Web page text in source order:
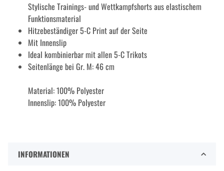
Stylische Trainings- und Wettkampfshorts aus elastischem
Funktionsmaterial
Hitzebeständiger 5-C Print auf der Seite
Mit Innenslip
Ideal kombinierbar mit allen 5-C Trikots
Seitenlänge bei Gr. M: 46 cm
Material: 100% Polyester
Innenslip: 100% Polyester
INFORMATIONEN